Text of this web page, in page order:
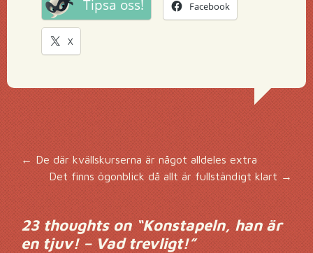
Tipsa oss! Facebook
X
Inläggsnavigering
← De där kvällskurserna är något alldeles extra
Det finns ögonblick då allt är fullständigt klart →
23 thoughts on “Konstapeln, han är
en tjuv! – Vad trevligt!”